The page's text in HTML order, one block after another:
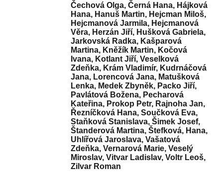
Čechová Olga, Černá Hana, Hájková
Hana, Hanuš Martin, Hejcman Miloš,
Hejcmanová Jarmila, Hejcmanová
Věra, Herzán Jiří, Hušková Gabriela,
Jarkovská Radka, Kašparová
Martina, Kněžík Martin, Kočová
Ivana, Kotlant Jiří, Veselková
Zdeňka, Krám Vladimír, Kudrnáčová
Jana, Lorencová Jana, Matušková
Lenka, Medek Zbyněk, Packo Jiří,
Pavlátová Božena, Pecharová
Kateřina, Prokop Petr, Rajnoha Jan,
Řezníčková Hana, Součková Eva,
Staňková Stanislava, Šimek Josef,
Štanderová Martina, Štefková, Hana,
Uhlířová Jaroslava, Vašatová
Zdeňka, Vernarová Marie, Veselý
Miroslav, Vitvar Ladislav, Voltr Leoš,
Zilvar Roman